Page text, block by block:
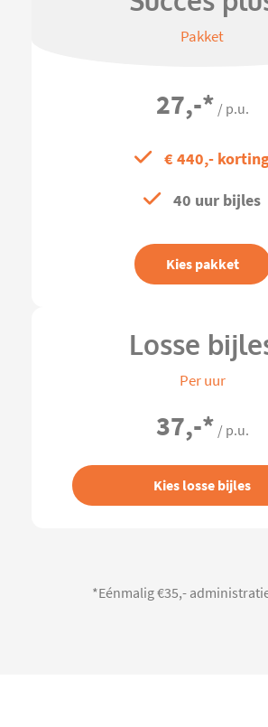
Pakket
27,-* / p.u.
€ 440,-
40 uur bijles
Kies pakket
Losse
Per uur
37,-* / p.u.
Kies losse bijles
*Eénmalig €35,-